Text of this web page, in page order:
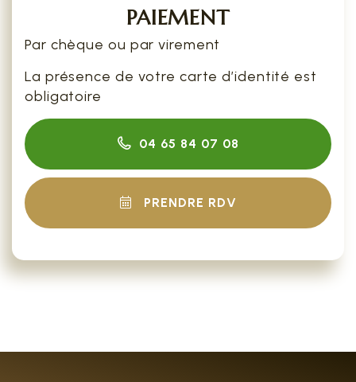
PAIEMENT
Par chèque ou par virement
La présence de votre carte d’identité est
obligatoire
04 65 84 07 08
PRENDRE RDV